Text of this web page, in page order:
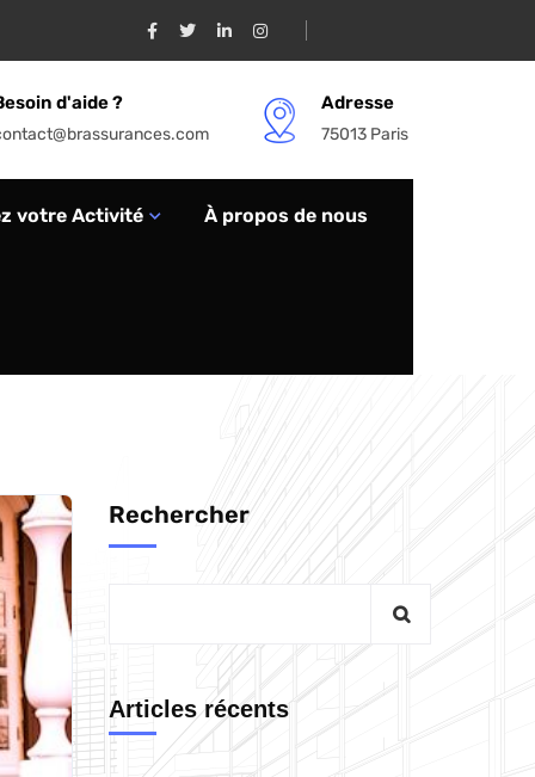
d'aide ? Adresse
75013 Paris
votre Activité À propos de nous
Rechercher
Articles récents